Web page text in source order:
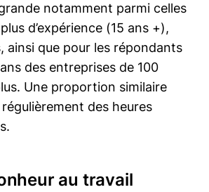
notamment parmi celles
d’expérience (15 ans +),
ainsi que pour les répondants
des entreprises de 100
Une proportion similaire
des heures
au travail